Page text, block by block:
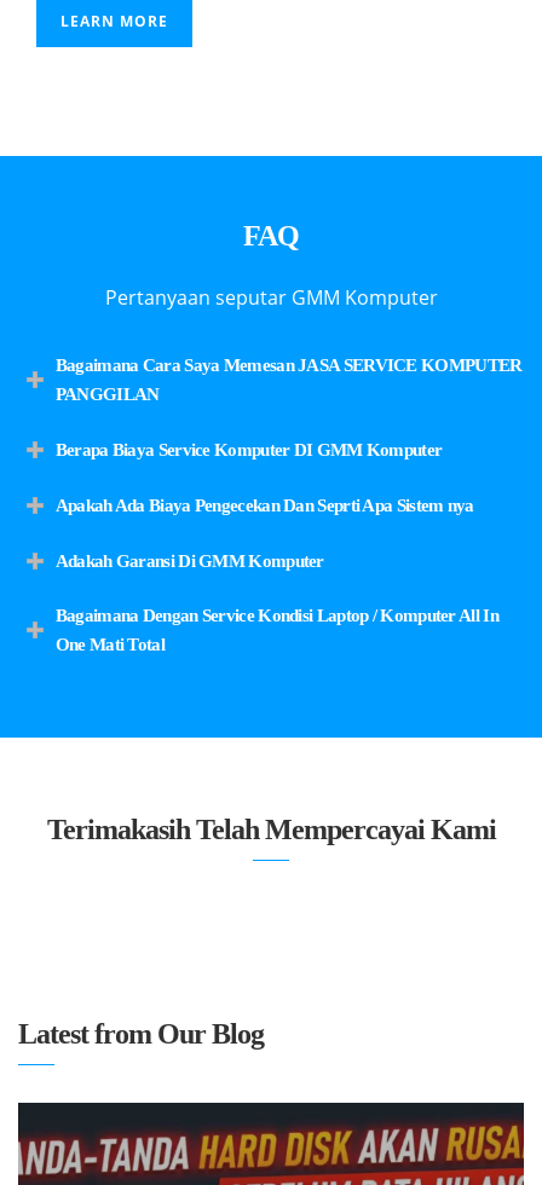
LEARN MORE
FAQ
Pertanyaan seputar GMM Komputer
Bagaimana Cara Saya Memesan JASA SERVICE KOMPUTER
PANGGILAN
Berapa Biaya Service Komputer DI GMM Komputer
Apakah Ada Biaya Pengecekan Dan Seprti Apa Sistem nya
Adakah Garansi Di GMM Komputer
Bagaimana Dengan Service Kondisi Laptop / Komputer All In
One Mati Total
Terimakasih Telah Mempercayai Kami
Latest from Our Blog